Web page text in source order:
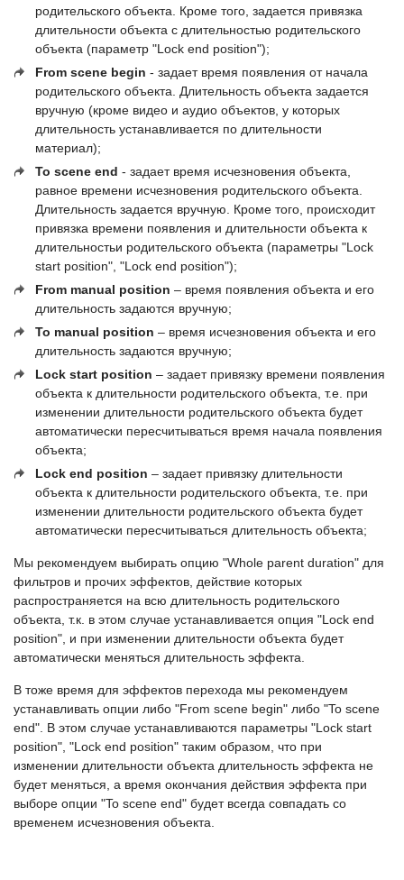
родительского объекта. Кроме того, задается привязка
длительности объекта с длительностью родительского
объекта (параметр "Lock end position");
From scene begin - задает время появления от начала
родительского объекта. Длительность объекта задается
вручную (кроме видео и аудио объектов, у которых
длительность устанавливается по длительности
материал);
To scene end - задает время исчезновения объекта,
равное времени исчезновения родительского объекта.
Длительность задается вручную. Кроме того, происходит
привязка времени появления и длительности объекта к
длительностьи родительского объекта (параметры "Lock
start position", "Lock end position");
From manual position – время появления объекта и его
длительность задаются вручную;
To manual position – время исчезновения объекта и его
длительность задаются вручную;
Lock start position – задает привязку времени появления
объекта к длительности родительского объекта, т.е. при
изменении длительности родительского объекта будет
автоматически пересчитываться время начала появления
объекта;
Lock end position – задает привязку длительности
объекта к длительности родительского объекта, т.е. при
изменении длительности родительского объекта будет
автоматически пересчитываться длительность объекта;
Мы рекомендуем выбирать опцию "Whole parent duration" для
фильтров и прочих эффектов, действие которых
распространяется на всю длительность родительского
объекта, т.к. в этом случае устанавливается опция "Lock end
position", и при изменении длительности объекта будет
автоматически меняться длительность эффекта.
В тоже время для эффектов перехода мы рекомендуем
устанавливать опции либо "From scene begin" либо "To scene
end". В этом случае устанавливаются параметры "Lock start
position", "Lock end position" таким образом, что при
изменении длительности объекта длительность эффекта не
будет меняться, а время окончания действия эффекта при
выборе опции "To scene end" будет всегда совпадать со
временем исчезновения объекта.